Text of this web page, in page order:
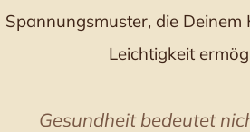
Spannungsmuster, die
Leichtigkeit
Gesundheit bedeutet